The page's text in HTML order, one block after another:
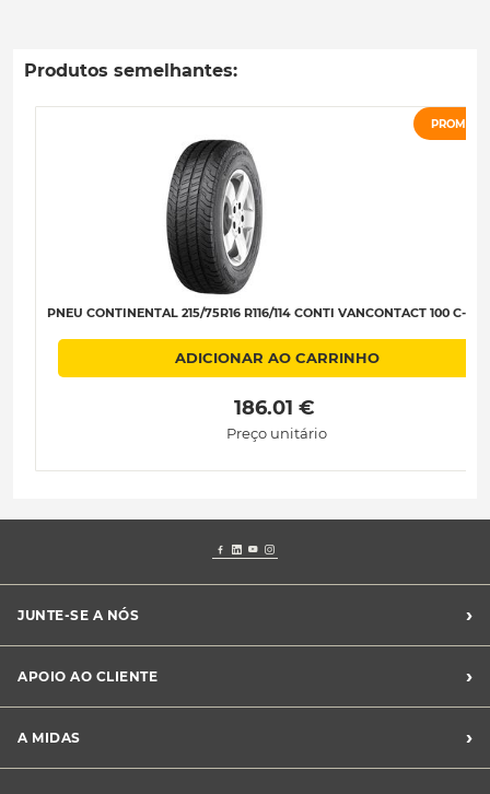
Produtos semelhantes:
PNEU CONTINENTAL 215/75R16 R116/114 CONTI VANCONTACT 100 C-B-
ADICIONAR AO CARRINHO
186.01 €
Preço unitário
JUNTE-SE A NÓS ›
Franchising Midas
APOIO AO CLIENTE ›
Livro de Reclamações
Canal de Denúncias
A MIDAS ›